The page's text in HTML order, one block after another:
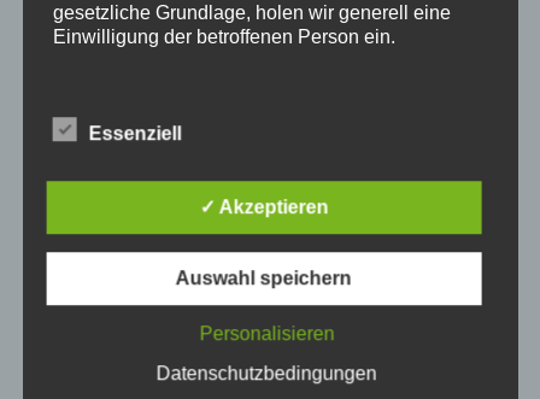
gesetzliche Grundlage, holen wir generell eine
Einwilligung der betroffenen Person ein.
beispielsweise des Namens, der Anschrift, E-Mail-
Adresse oder Telefonnummer einer betroffenen
Datenschutz-Grundverordnung und in
Übereinstimmung mit den für uns geltenden
landesspezifischen Datenschutzbestimmungen.
Unternehmen die Öffentlichkeit über Art, Umfang
und Zweck der von uns erhobenen, genutzten und
verarbeiteten personenbezogenen Daten
mittels dieser Datenschutzerklärung über die ihnen
Essenziell
✓ Akzeptieren
Auswahl speichern
Personalisieren
Datenschutzbedingungen